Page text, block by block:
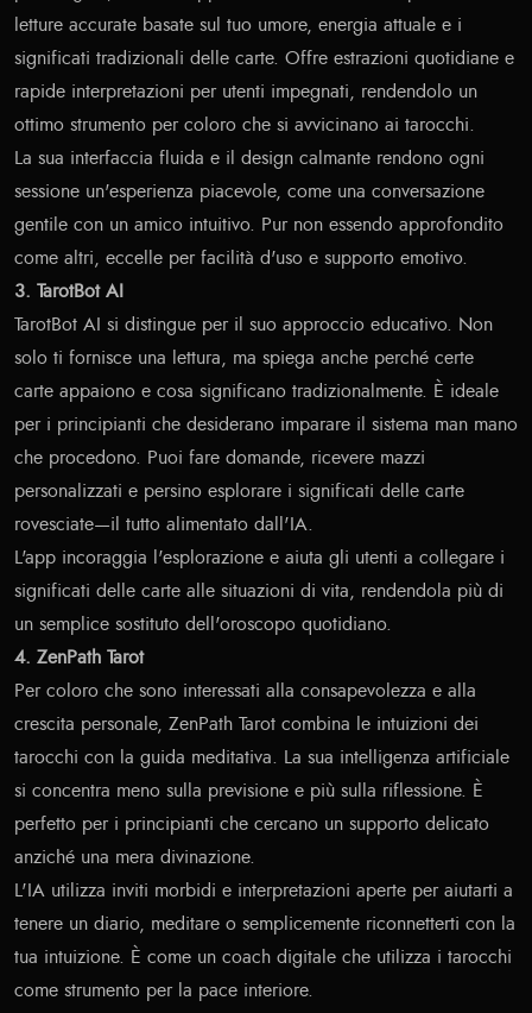
letture accurate basate sul tuo umore, energia attuale e i
significati tradizionali delle carte. Offre estrazioni quotidiane e
rapide interpretazioni per utenti impegnati, rendendolo un
ottimo strumento per coloro che si avvicinano ai tarocchi.
La sua interfaccia fluida e il design calmante rendono ogni
sessione un'esperienza piacevole, come una conversazione
gentile con un amico intuitivo. Pur non essendo approfondito
come altri, eccelle per facilità d'uso e supporto emotivo.
3. TarotBot AI
TarotBot AI si distingue per il suo approccio educativo. Non
solo ti fornisce una lettura, ma spiega anche perché certe
carte appaiono e cosa significano tradizionalmente. È ideale
per i principianti che desiderano imparare il sistema man mano
che procedono. Puoi fare domande, ricevere mazzi
personalizzati e persino esplorare i significati delle carte
rovesciate—il tutto alimentato dall'IA.
L'app incoraggia l'esplorazione e aiuta gli utenti a collegare i
significati delle carte alle situazioni di vita, rendendola più di
un semplice sostituto dell'oroscopo quotidiano.
4. ZenPath Tarot
Per coloro che sono interessati alla consapevolezza e alla
crescita personale, ZenPath Tarot combina le intuizioni dei
tarocchi con la guida meditativa. La sua intelligenza artificiale
si concentra meno sulla previsione e più sulla riflessione. È
perfetto per i principianti che cercano un supporto delicato
anziché una mera divinazione.
L'IA utilizza inviti morbidi e interpretazioni aperte per aiutarti a
tenere un diario, meditare o semplicemente riconnetterti con la
tua intuizione. È come un coach digitale che utilizza i tarocchi
come strumento per la pace interiore.